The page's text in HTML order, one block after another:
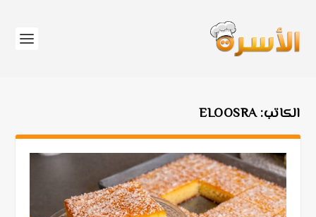
الكاتب:ELOOSRA